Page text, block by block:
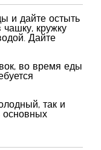
и дайте остыть
кружку
Дайте
во время еды
так и
основных